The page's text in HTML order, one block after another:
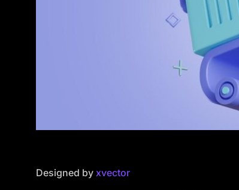
Designed by xvector